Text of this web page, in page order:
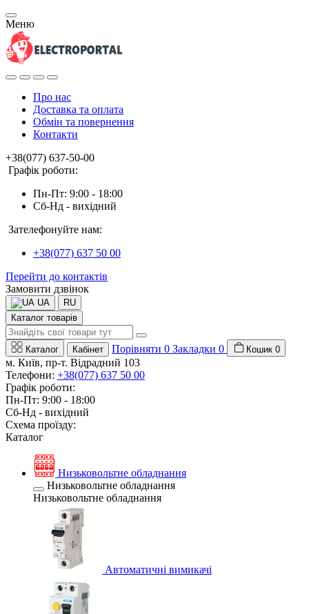
Меню
Про нас
Доставка та оплата
Обмін та повернення
Контакти
+38(077) 637-50-00
Графік роботи:
Пн-Пт: 9:00 - 18:00
Сб-Нд - вихідний
Зателефонуйте нам:
+38(077) 637 50 00
Перейти до контактів
Замовити дзвінок
UA
RU
Каталог товарів
Каталог Кабінет Порівняти 0 Закладки 0 Кошик 0
м. Київ, пр-т. Відрадний 103
Телефони: +38(077) 637 50 00
Графік роботи:
Пн-Пт: 9:00 - 18:00
Сб-Нд - вихідний
Схема проїзду:
Каталог
Низьковольтне обладнання
Низьковольтне обладнання
Низьковольтне обладнання
Автоматичні вимикачі